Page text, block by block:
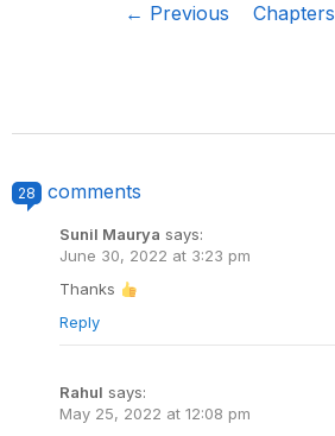
← Previous Chapters
28 comments
Sunil Maurya says:
June 30, 2022 at 3:23 pm
Thanks
Reply
Rahul says:
May 25, 2022 at 12:08 pm